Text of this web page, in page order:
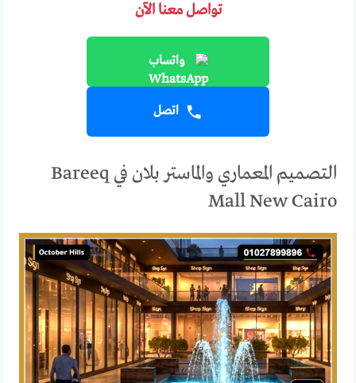
تواصل معنا الآن
واتساب
اتصل
التصميم المعماري والماستر بلان في Bareeq
Mall New Cairo